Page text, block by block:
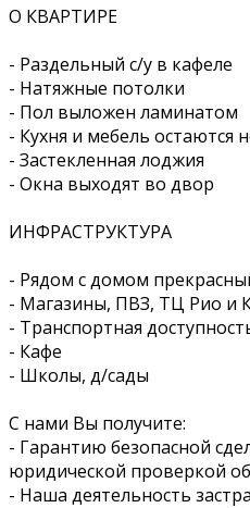
О КВАРТИРЕ
- Раздельный с/у в кафеле
- Натяжные потолки
- Пол выложен ламинатом
- Кухня и мебель остаются
- Застекленная лоджия
- Окна выходят во двор
ИНФРАСТРУКТУРА
- Рядом с домом
- Магазины, ПВЗ, ТЦ Рио и
- Транспортная
- Кафе
- Школы, д/сады
С нами Вы получите:
- Гарантию безопасной
юридической проверкой
- Наша деятельность